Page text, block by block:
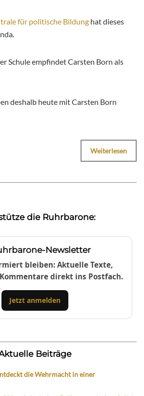
für politische Bildung hat dieses
Schule empfindet Carsten Born als
deshalb heute mit Carsten Born
Weiterlesen
die Ruhrbarone:
Newsletter
bleiben: Aktuelle Texte,
direkt ins Postfach.
Jetzt anmelden
Beiträge
die Wehrmacht in einer